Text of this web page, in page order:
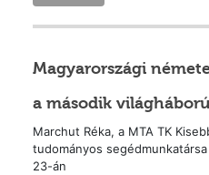
Magyarországi
a második
Marchut Réka, a MTA TK
tudományos
23-án